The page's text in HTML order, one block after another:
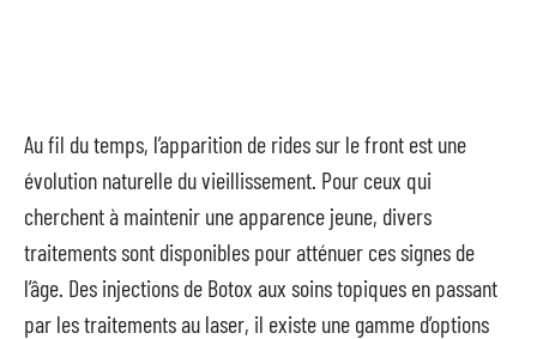
Au fil du temps, l’apparition de rides sur le front est une
évolution naturelle du vieillissement. Pour ceux qui
cherchent à maintenir une apparence jeune, divers
traitements sont disponibles pour atténuer ces signes de
l’âge. Des injections de Botox aux soins topiques en passant
par les traitements au laser, il existe une gamme d’options